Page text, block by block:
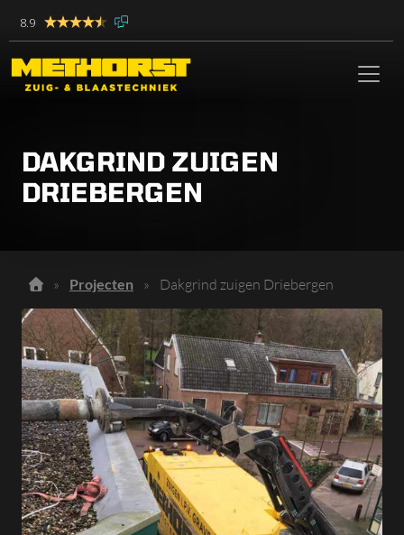
8.9
DAKGRIND ZUIGEN
DRIEBERGEN
» Projecten » Dakgrind zuigen Driebergen